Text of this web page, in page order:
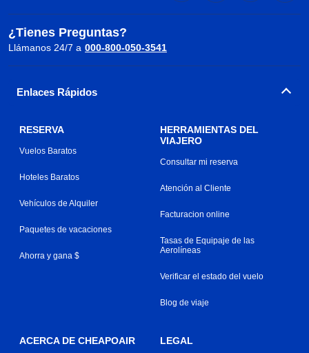
¿Tienes Preguntas?
Llámanos 24/7 a 000-800-050-3541
Enlaces Rápidos
RESERVA
Vuelos Baratos
Hoteles Baratos
Vehículos de Alquiler
Paquetes de vacaciones
Ahorra y gana $
HERRAMIENTAS DEL
VIAJERO
Consultar mi reserva
Atención al Cliente
Facturacion online
Tasas de Equipaje de las
Aerolíneas
Verificar el estado del vuelo
Blog de viaje
ACERCA DE CHEAPOAIR LEGAL